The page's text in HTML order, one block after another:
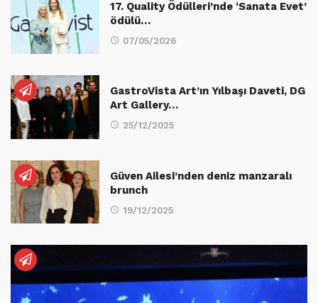
17. Quality Ödülleri’nde ‘Sanata Evet’
ödülü…
07/05/2026
GastroVista Art’ın Yılbaşı Daveti, DG
Art Gallery…
25/12/2025
Güven Ailesi’nden deniz manzaralı
brunch
19/12/2025